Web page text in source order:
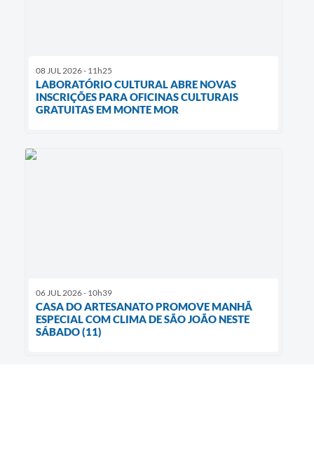
08 JUL 2026 - 11h25
LABORATÓRIO CULTURAL ABRE NOVAS
INSCRIÇÕES PARA OFICINAS CULTURAIS
GRATUITAS EM MONTE MOR
06 JUL 2026 - 10h39
CASA DO ARTESANATO PROMOVE MANHÃ
ESPECIAL COM CLIMA DE SÃO JOÃO NESTE
SÁBADO (11)